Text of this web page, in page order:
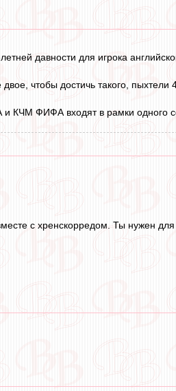
давности для игрока
чтобы достичь такого, пыхтели
КЧМ ФИФА входят в рамки одного
с хренскорредом. Ты нужен для